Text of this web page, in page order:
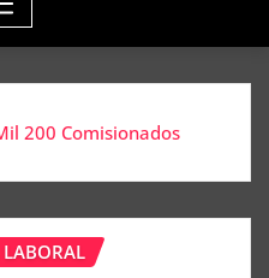
200 Comisionados